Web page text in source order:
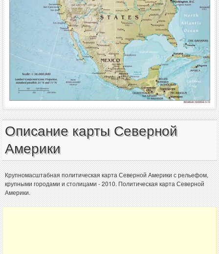
Описание карты Северной
Америки
Крупномасштабная политическая карта Северной Америки с рельефом,
крупными городами и столицами - 2010. Политическая карта Северной
Америки.